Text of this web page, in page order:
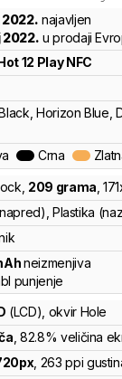
2022. najavljen
2022. u prodaji
12 Play NFC
Horizon Blue,
Crna
209 grama ,171
Plastika
neizmenjiva
punjenje
(LCD) , okvir Hole
, 82.8% veličina
px, 263 ppi